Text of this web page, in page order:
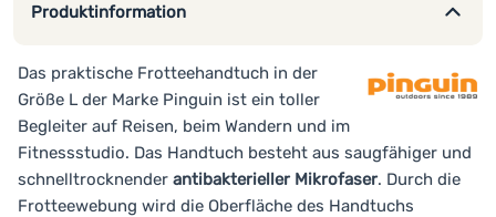
Produktinformation
Das praktische Frotteehandtuch in der
Größe L der Marke Pinguin ist ein toller
Begleiter auf Reisen, beim Wandern und im
Fitnessstudio. Das Handtuch besteht aus saugfähiger und
schnelltrocknender antibakterieller Mikrofaser. Durch die
Frotteewebung wird die Oberfläche des Handtuchs